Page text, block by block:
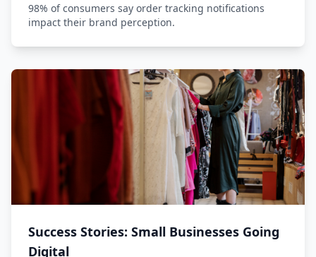
98% of consumers say order tracking notifications
impact their brand perception.
Success Stories: Small Businesses Going
Digital